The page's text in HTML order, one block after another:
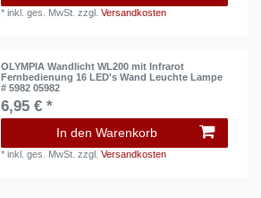
*inkl. ges. MwSt. zzgl.Versandkosten
OLYMPIA Wandlicht WL200 mit Infrarot
Fernbedienung 16 LED's Wand Leuchte Lampe
# 5982 05982
6,95 € *
In den Warenkorb
*inkl. ges. MwSt. zzgl.Versandkosten